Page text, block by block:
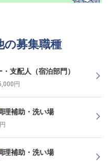
の募集職種
支配人（宿泊部門）
円
理補助・洗い場
理補助・洗い場